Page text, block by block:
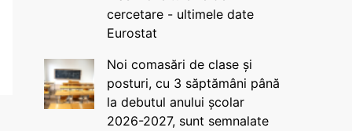
cercetare - ultimele date
Eurostat
Noi comasări de clase și
posturi, cu 3 săptămâni până
la debutul anului școlar
2026-2027, sunt semnalate